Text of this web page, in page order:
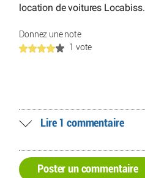
location de voitures Locabiss.
Donnez une note
1 vote
Lire 1 commentaire
Poster un commentaire